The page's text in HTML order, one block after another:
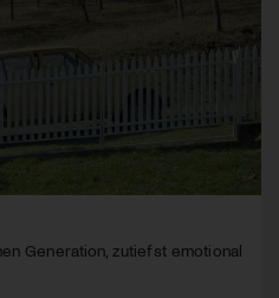
Generation, zutiefst emotional